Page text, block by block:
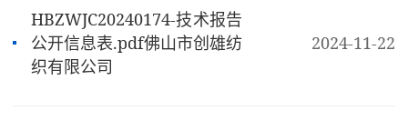
HBZWJC20240174-技术报告
公开信息表.pdf佛山市创雄纺
织有限公司
2024-11-22